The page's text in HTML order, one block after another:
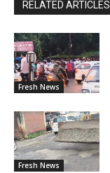
RELATED ARTICLES
Fresh News
Fresh News